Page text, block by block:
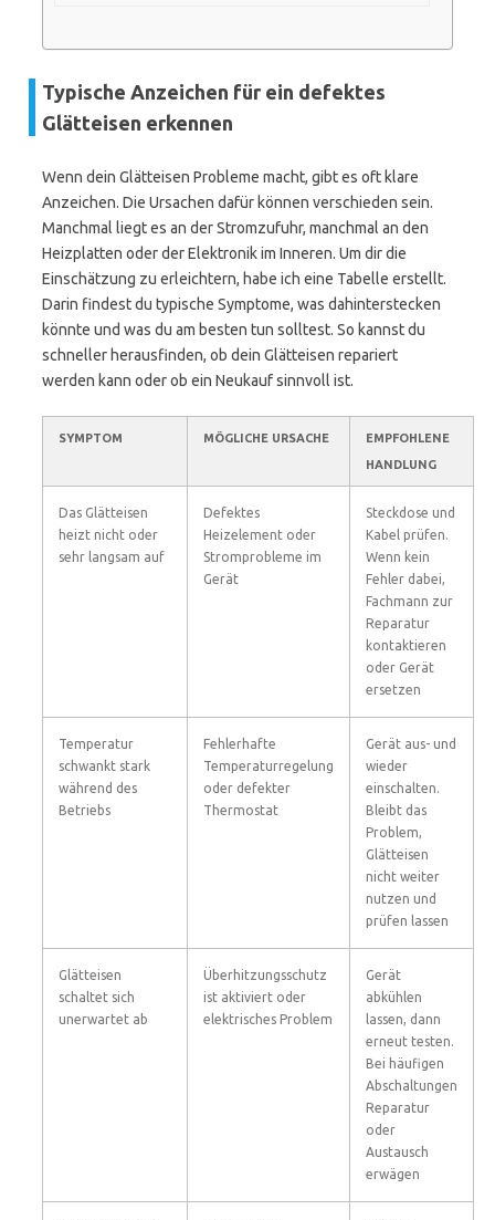
Typische Anzeichen für ein defektes
Glätteisen erkennen
Wenn dein Glätteisen Probleme macht, gibt es oft klare
Anzeichen. Die Ursachen dafür können verschieden sein.
Manchmal liegt es an der Stromzufuhr, manchmal an den
Heizplatten oder der Elektronik im Inneren. Um dir die
Einschätzung zu erleichtern, habe ich eine Tabelle erstellt.
Darin findest du typische Symptome, was dahinterstecken
könnte und was du am besten tun solltest. So kannst du
schneller herausfinden, ob dein Glätteisen repariert
werden kann oder ob ein Neukauf sinnvoll ist.
SYMPTOM MÖGLICHE URSACHE
EMPFOHLENE
HANDLUNG
Das Glätteisen
heizt nicht oder
sehr langsam auf
Defektes
Heizelement oder
Stromprobleme im
Gerät
Steckdose und
Kabel prüfen.
Wenn kein
Fehler dabei,
Fachmann zur
Reparatur
kontaktieren
oder Gerät
ersetzen
Temperatur
schwankt stark
während des
Betriebs
Fehlerhafte
Temperaturregelung
oder defekter
Thermostat
Gerät aus- und
wieder
einschalten.
Bleibt das
Problem,
Glätteisen
nicht weiter
nutzen und
prüfen lassen
Glätteisen
schaltet sich
unerwartet ab
Überhitzungsschutz
ist aktiviert oder
elektrisches Problem
Gerät
abkühlen
lassen, dann
erneut testen.
Bei häufigen
Abschaltungen
Reparatur
oder
Austausch
erwägen